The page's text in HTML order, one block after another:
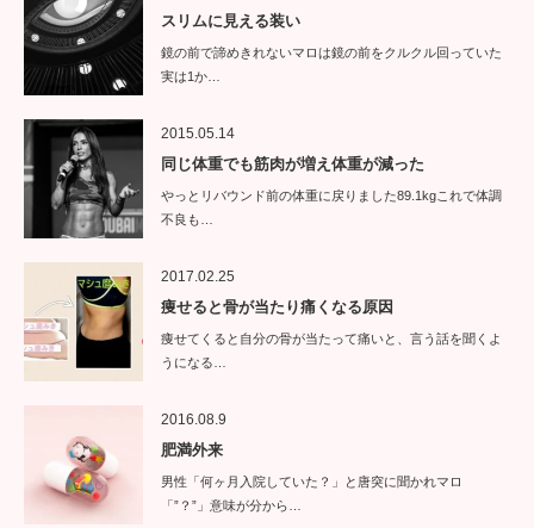
スリムに見える装い
鏡の前で諦めきれないマロは鏡の前をクルクル回っていた
実は1か…
2015.05.14
同じ体重でも筋肉が増え体重が減った
やっとリバウンド前の体重に戻りました89.1kgこれで体調
不良も…
2017.02.25
痩せると骨が当たり痛くなる原因
痩せてくると自分の骨が当たって痛いと、言う話を聞くよ
うになる…
2016.08.9
肥満外来
男性「何ヶ月入院していた？」と唐突に聞かれマロ
「”？”」意味が分から…